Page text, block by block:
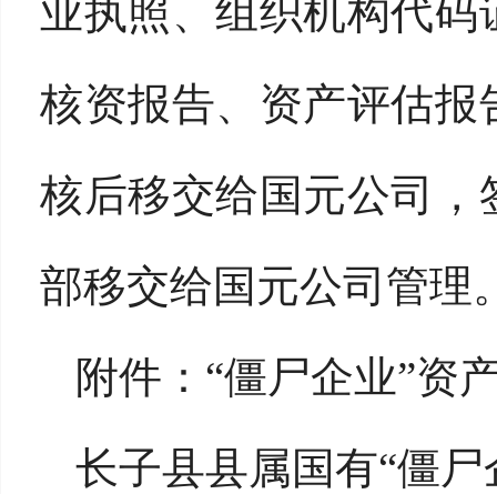
业执照、组织机构代
核资报告、资产评估
核后移交给国元公司
部移交给国元公司管理
附件：“僵尸企业”资
长子县县属国有“僵尸